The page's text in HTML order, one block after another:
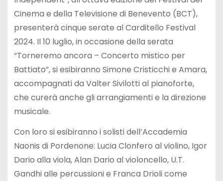
Cinema e della Televisione di Benevento (BCT),
presenterà cinque serate al Carditello Festival
2024. Il 10 luglio, in occasione della serata
“Torneremo ancora – Concerto mistico per
Battiato”, si esibiranno Simone Cristicchi e Amara,
accompagnati da Valter Sivilotti al pianoforte,
che curerà anche gli arrangiamenti e la direzione
musicale.
Con loro si esibiranno i solisti dell’Accademia
Naonis di Pordenone: Lucia Clonfero al violino, Igor
Dario alla viola, Alan Dario al violoncello, U.T.
Gandhi alle percussioni e Franca Drioli come